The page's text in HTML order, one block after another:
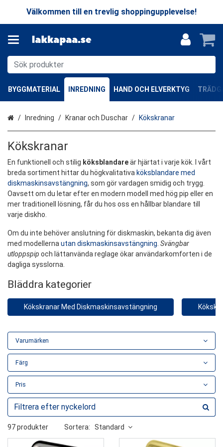
Välkommen till en trevlig shoppingupplevelse!
BYGGMATERIAL INREDNING HAND OCH ELVERKTYG
HemInredning Kranar och Duschar Kökskranar
Kökskranar
En funktionell och stilig köksblandareär hjärtat i varje kök. I vårt
breda sortiment hittar du högkvalitativa köksblandare med
diskmaskinsavstängning, som gör vardagen smidig och trygg.
Oavsett om du letar efter en modern modell med hög pip eller en
mer traditionell lösning, får du hos oss en hållbar blandare till
varje diskho.
Om du inte behöver anslutning för diskmaskin, bekanta dig även
med modellerna utan diskmaskinsavstängning Svängbar
utloppspip och lättanvända reglage ökar användarkomforten i de
dagliga sysslorna.
Bläddra kategorier
Kökskranar Med Diskmaskinsavstängning
Varumärken
Färg
Pris
97 produkter Sortera: Standard